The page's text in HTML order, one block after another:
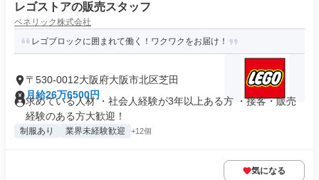
レゴストアの販売スタッフ
ベネリック株式会社
レゴブロックに囲まれて働く！ワクワクをお届け！
〒530-0012大阪府大阪市北区芝田
月給26万6500円
求めている人材 ・社会人経験が3年以上ある方 ・接客・販売
経験のある方大歓迎！
制服あり 業界未経験歓迎 +12個
気になる